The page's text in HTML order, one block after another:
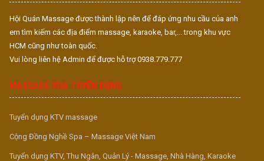
Hội Quán Massage được thành lập nên để đáp ứng nhu cầu của anh
em tìm kiếm các địa điểm massage, karaoke, bar,... trong khu vực
HCM cũng như toàn quốc.
Vui lòng liên hệ Admin để được hỗ trợ 0938.779.777
MASSAGE VUA TUYỂN DỤNG
Tuyển dụng KTV massage
Cộng Đồng Nghề Spa – Massage Việt Nam
Tuyển dụng KTV, Thu Ngân, Quản Lý - Massage, Nhà Hàng, Karaoke